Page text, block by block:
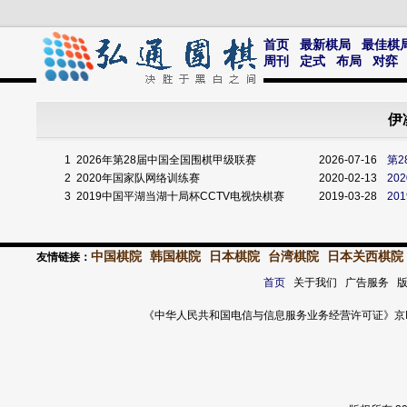
首页 最新棋局
最佳棋
周刊
定式 布局 对弈
伊
1 2026年第28届中国全国围棋甲级联赛 2026-07-16
第
2 2020年国家队网络训练赛 2020-02-13
3 2019中国平湖当湖十局杯CCTV电视快棋赛 2019-03-28
友情链接： 中国棋院 韩国棋院 日本棋院 台湾棋院 日本关西棋院
首页关于我们 广告服务
《中华人民共和国电信与信息服务业务经营许可证